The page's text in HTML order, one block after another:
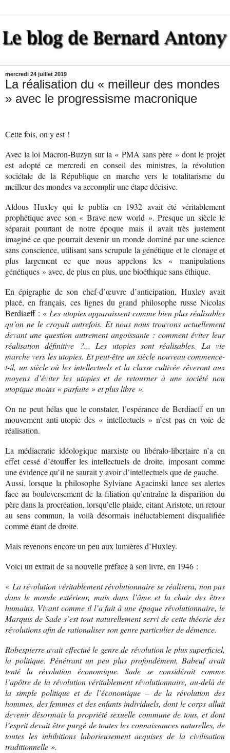
mercredi 24 juillet 2019
La réalisation du « meilleur des mondes
» avec le progressisme macronique
Cette fois, on y est !
Avec la loi Macron-Buzyn sur la « PMA sans père » dont le projet
est adopté ce mercredi en conseil des ministres, la révolution
sociétale de la République en marche vers le totalitarisme du
meilleur des mondes va accomplir une étape décisive.
Aldous Huxley qui le publia en 1932 avait été véritablement
prophétique avec son « Brave new world ». Presque un siècle le
séparait pourtant de notre époque mais il avait très justement
imaginé ce que pourrait devenir un monde dominé par une science
sans conscience, utilisant sans scrupule la génétique et le clonage et
plus largement ce que nous appelons les « manipulations
génétiques » avec, de plus en plus, une bioéthique sans éthique.
En épigraphe de son chef-d’œuvre d’anticipation, Huxley avait
placé, en français, ces lignes du grand philosophe russe Nicolas
Berdiaeff : « Les utopies apparaissent comme bien plus réalisables
qu’on ne le croyait autrefois. Et nous nous trouvons actuellement
devant une question autrement angoissante : comment éviter leur
réalisation définitive ?... Les utopies sont réalisables. La vie
marche vers les utopies. Et peut-être un siècle nouveau commence-
t-il, un siècle où les intellectuels et la classe cultivée rêveront aux
moyens d’éviter les utopies et de retourner à une société non
utopique moins « parfaite » et plus libre ».
On ne peut hélas que le constater, l’espérance de Berdiaeff en un
mouvement anti-utopie des « intellectuels » n’est pas en voie de
réalisation.
La médiacratie idéologique marxiste ou libéralo-libertaire n’a en
effet cessé d’étouffer les intellectuels de droite, imposant comme
une évidence qu’il ne saurait y avoir d’intellectuels que de gauche.
Aussi, lorsque la philosophe Sylviane Agacinski lance ses alertes
face au bouleversement de la filiation qu’entraîne la disparition du
père dans la procréation, lorsqu’elle plaide, citant Aristote, un retour
au sens commun, la voilà désormais inéluctablement disqualifiée
comme étant de droite.
Mais revenons encore un peu aux lumières d’Huxley.
Voici un extrait de sa nouvelle préface à son livre, en 1946 :
« La révolution véritablement révolutionnaire se réalisera, non pas
dans le monde extérieur, mais dans l’âme et la chair des êtres
humains. Vivant comme il l’a fait à une époque révolutionnaire, le
Marquis de Sade s’est tout naturellement servi de cette théorie des
révolutions afin de rationaliser son genre particulier de démence.
Robespierre avait effectué le genre de révolution le plus superficiel,
la politique. Pénétrant un peu plus profondément, Babeuf avait
tenté la révolution économique. Sade se considérait comme
l’apôtre de la révolution véritablement révolutionnaire, au-delà de
la simple politique et de l’économique – de la révolution des
hommes, des femmes et des enfants individuels, dont le corps allait
devenir désormais la propriété sexuelle commune de tous, et dont
l’esprit devait être purgé de toutes les connaissances naturelles, de
toutes les inhibitions laborieusement acquises de la civilisation
traditionnelle ».